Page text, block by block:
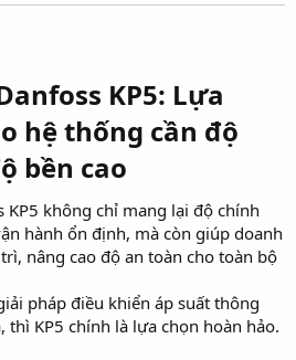
KP5: Lựa
hệ thống cần độ
bền cao​
KP5 không chỉ mang lại độ chính
hành ổn định, mà còn giúp doanh
nâng cao độ an toàn cho toàn bộ
pháp điều khiển áp suất thông
thì KP5 chính là lựa chọn hoàn hảo.